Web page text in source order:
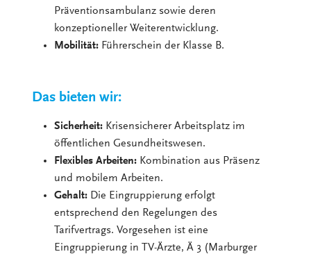
Präventionsambulanz sowie deren
konzeptioneller Weiterentwicklung.
Mobilität: Führerschein der Klasse B.
Das bieten wir:
Sicherheit: Krisensicherer Arbeitsplatz im
öffentlichen Gesundheitswesen.
Flexibles Arbeiten: Kombination aus Präsenz
und mobilem Arbeiten.
Gehalt: Die Eingruppierung erfolgt
entsprechend den Regelungen des
Tarifvertrags. Vorgesehen ist eine
Eingruppierung in TV-Ärzte, Ä 3 (Marburger